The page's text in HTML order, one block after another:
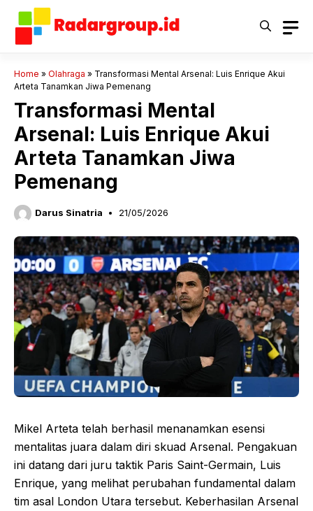
Langsung
Home » Olahraga » Transformasi Mental Arsenal: Luis Enrique Akui
Arteta Tanamkan Jiwa Pemenang
Transformasi Mental
Arsenal: Luis Enrique Akui
Arteta Tanamkan Jiwa
Pemenang
Darus Sinatria 21/05/2026
Mikel Arteta telah berhasil menanamkan esensi
mentalitas juara dalam diri skuad Arsenal. Pengakuan
ini datang dari juru taktik Paris Saint-Germain, Luis
Enrique, yang melihat perubahan fundamental dalam
tim asal London Utara tersebut. Keberhasilan Arsenal